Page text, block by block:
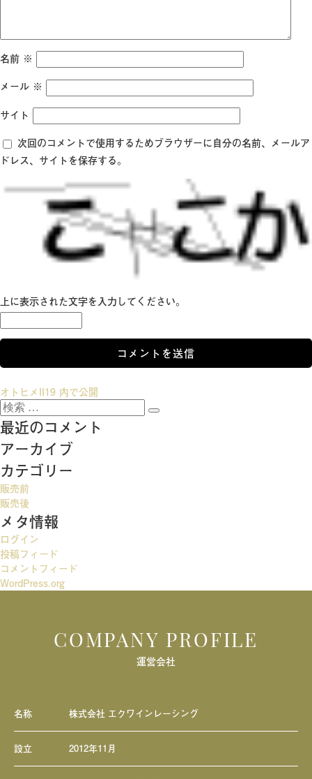
名前 ※
メール ※
サイト
次回のコメントで使用するためブラウザーに自分の名前、メールア
ドレス、サイトを保存する。
上に表示された文字を入力してください。
投
稿
ナ
ビ
ゲ
ー
シ
ョ
ン
オトヒメII19 内で公開
検
索:
検
最近のコメント
アーカイブ
カテゴリー
販売前
販売後
メタ情報
ログイン
投稿フィード
コメントフィード
WordPress.org
COMPANY PROFILE
運営会社
名称 株式会社 エクワインレーシング
設立 2012年11月